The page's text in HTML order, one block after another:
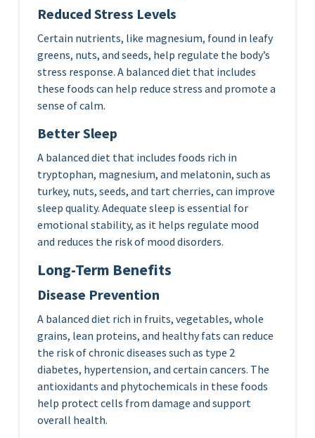
Reduced Stress Levels
Certain nutrients, like magnesium, found in leafy
greens, nuts, and seeds, help regulate the body’s
stress response. A balanced diet that includes
these foods can help reduce stress and promote a
sense of calm.
Better Sleep
A balanced diet that includes foods rich in
tryptophan, magnesium, and melatonin, such as
turkey, nuts, seeds, and tart cherries, can improve
sleep quality. Adequate sleep is essential for
emotional stability, as it helps regulate mood
and reduces the risk of mood disorders.
Long-Term Benefits
Disease Prevention
A balanced diet rich in fruits, vegetables, whole
grains, lean proteins, and healthy fats can reduce
the risk of chronic diseases such as type 2
diabetes, hypertension, and certain cancers. The
antioxidants and phytochemicals in these foods
help protect cells from damage and support
overall health.